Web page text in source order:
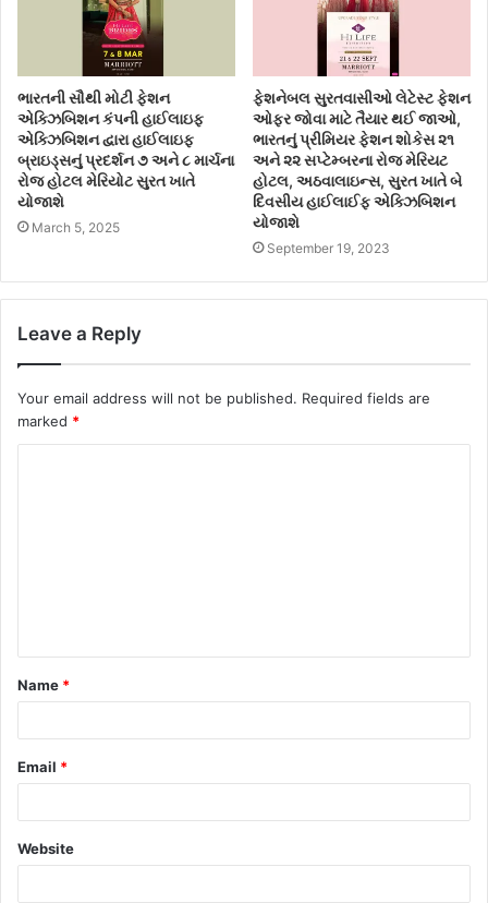
ભારતની સૌથી મોટી ફેશન
એક્ઝિબિશન કંપની હાઈલાઇફ
એક્ઝિબિશન દ્વારા હાઈલાઇફ
બ્રાઇડ્સનું પ્રદર્શન ૭ અને ૮ માર્ચના
રોજ હોટલ મેરિયોટ સુરત ખાતે
યોજાશે
March 5, 2025
ફેશનેબલ સુરતવાસીઓ લેટેસ્ટ ફેશન
ઓફર જોવા માટે તૈયાર થઈ જાઓ,
ભારતનું પ્રીમિયર ફેશન શોકેસ ૨૧
અને ૨૨ સપ્ટેમ્બરના રોજ મેરિયટ
હોટલ, અઠવાલાઇન્સ, સુરત ખાતે બે
દિવસીય હાઈલાઈફ એક્ઝિબિશન
યોજાશે
September 19, 2023
Leave a Reply
Your email address will not be published. Required fields are
marked *
Name *
Email *
Website